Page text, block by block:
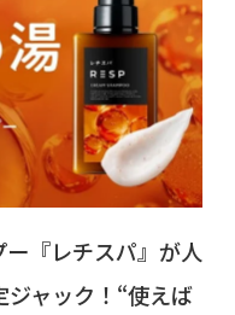
『レチスパ』が人
ャック！“使えば